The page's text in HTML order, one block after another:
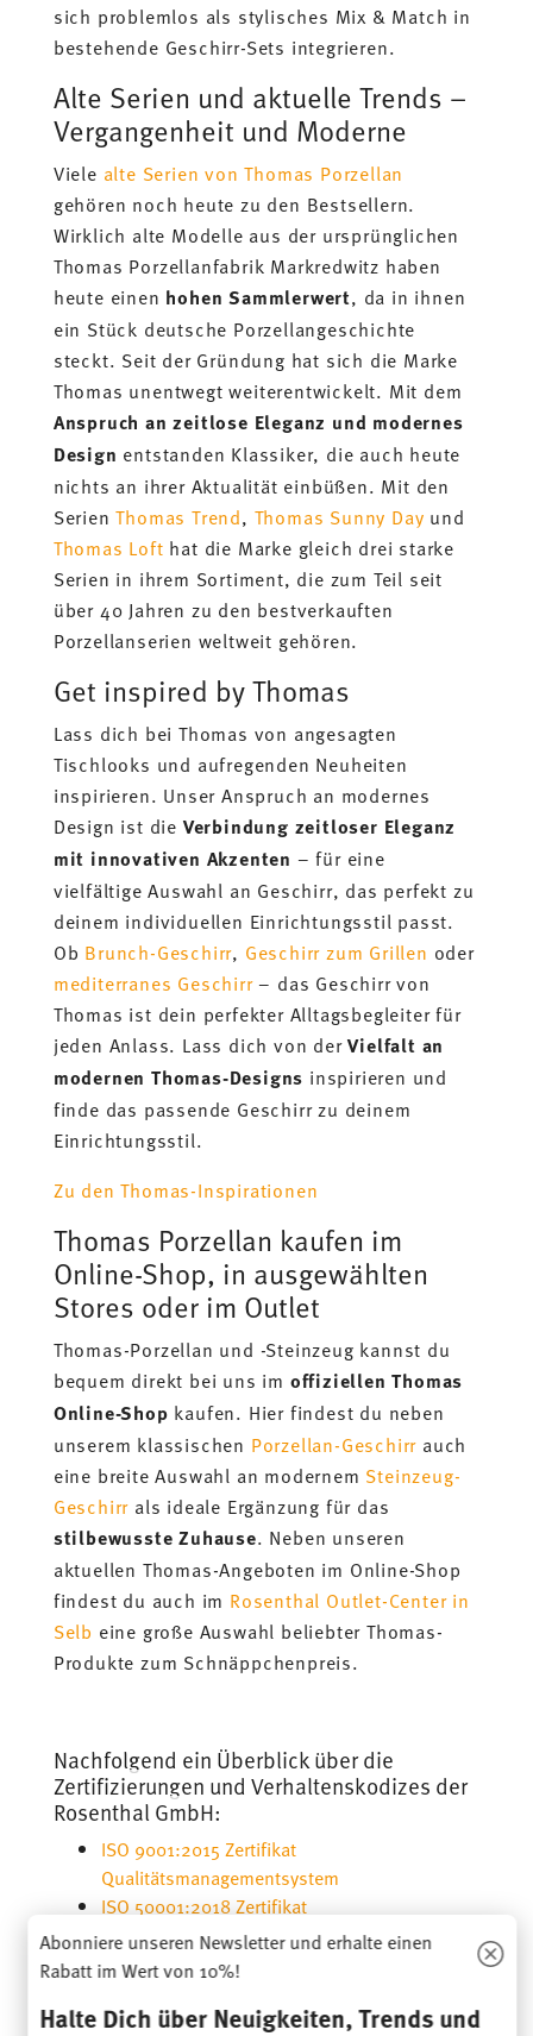
sich problemlos als stylisches Mix & Match in
bestehende Geschirr-Sets integrieren.
Alte Serien und aktuelle Trends –
Vergangenheit und Moderne
Viele alte Serien von Thomas Porzellan
gehören noch heute zu den Bestsellern.
Wirklich alte Modelle aus der ursprünglichen
Thomas Porzellanfabrik Markredwitz haben
heute einen hohen Sammlerwert, da in ihnen
ein Stück deutsche Porzellangeschichte
steckt. Seit der Gründung hat sich die Marke
Thomas unentwegt weiterentwickelt. Mit dem
Anspruch an zeitlose Eleganz und modernes
Design entstanden Klassiker, die auch heute
nichts an ihrer Aktualität einbüßen. Mit den
SerienThomas Trend, Thomas Sunny Day und
Thomas Loft hat die Marke gleich drei starke
Serien in ihrem Sortiment, die zum Teil seit
über 40 Jahren zu den bestverkauften
Porzellanserien weltweit gehören.
Get inspired by Thomas
Lass dich bei Thomas von angesagten
Tischlooks und aufregenden Neuheiten
inspirieren. Unser Anspruch an modernes
Design ist die Verbindung zeitloser Eleganz
mit innovativen Akzenten – für eine
vielfältige Auswahl an Geschirr, das perfekt zu
deinem individuellen Einrichtungsstil passt.
Ob Brunch-Geschirr, Geschirr zum Grillen oder
mediterranes Geschirr– das Geschirr von
Thomas ist dein perfekter Alltagsbegleiter für
jeden Anlass. Lass dich von derVielfalt an
modernen Thomas-Designs inspirieren und
finde das passende Geschirr zu deinem
Einrichtungsstil.
Zu den Thomas-Inspirationen
Thomas Porzellan kaufen im
Online-Shop, in ausgewählten
Stores oder im Outlet
Thomas-Porzellan und -Steinzeug kannst du
bequem direkt bei uns im offiziellen Thomas
Online-Shop kaufen. Hier findest du neben
unserem klassischen Porzellan-Geschirr auch
eine breite Auswahl an modernem Steinzeug-
Geschirr als ideale Ergänzung für das
stilbewusste Zuhause. Neben unseren
aktuellen Thomas-Angeboten im Online-Shop
findest du auch im Rosenthal Outlet-Center in
Selb eine große Auswahl beliebter Thomas-
Produkte zum Schnäppchenpreis.
Nachfolgend ein Überblick über die
Zertifizierungen und Verhaltenskodizes der
Rosenthal GmbH:
ISO 9001:2015 Zertifikat
Qualitätsmanagementsystem
ISO 50001:2018 Zertifikat
Energiemanagementsystem
Managementpolitiken
Abonniere unseren Newsletter und erhalte einen
Rabatt im Wert von 10%!
Halte Dich über Neuigkeiten, Trends und